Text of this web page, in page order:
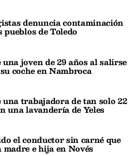
denuncia contaminación
pueblos de Toledo
joven de 29 años al salirse
coche en Nambroca
trabajadora de tan solo 22
una lavandería de Yeles
el conductor sin carné que
madre e hija en Novés